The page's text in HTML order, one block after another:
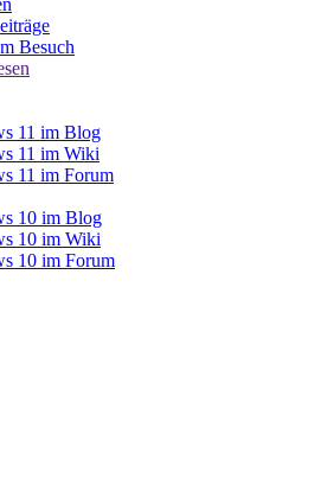
Besuch
11 im Blog
11 im Wiki
11 im Forum
10 im Blog
10 im Wiki
10 im Forum